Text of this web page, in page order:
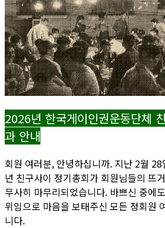
2026년 한국게이인권운동단체
과 안내
회원 여러분, 안녕하십니까. 지난 2월
년 친구사이 정기총회가 회원님들의 뜨
무사히 마무리되었습니다. 바쁘신 중에
위임으로 마음을 보태주신 모든 정회원
니다.